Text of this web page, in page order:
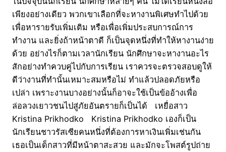
เพียงอย่างเดียว พวกเขาเลือกที่จะหางานพิเศษทำไปด้วย
เพื่อหารายรับเพิ่มเติม หรือเพื่อเพิ่มประสบการณ์การ
ทำงาน และยิ่งถ้าหน้าตาดี ก็เป็นจุดหนึ่งที่ทำให้หางานง่าย
ด้วย อย่างไรก็ตามเวลานักเรียน นักศึกษาจะหางานอะไร
สักอย่างทำควบคู่ไปกับการเรียน เราควรจะตรวจสอบดูให้
ดีว่างานที่ทำนั้นเหมาะสมหรือไม่ ทำแล้วปลอดภัยหรือ
เปล่า เพราะงานบางอย่างนั้นก็อาจะใช้เป็นข้ออ้างเพื่อ
ล่อลวงเยาวชนไปสู่ภัยอันตรายก็เป็นได้ เหยื่อสาว
Kristina Prikhodko Kristina Prikhodko เองก็เป็น
นักเรียนชาวรัสเซียคนหนึ่งที่ต้องการหาเงินเพิ่มเช่นกัน
เธอเป็นเด็กสาวที่มีหน้าตาสะสวย และมักจะโพสต์รูปถ่าย